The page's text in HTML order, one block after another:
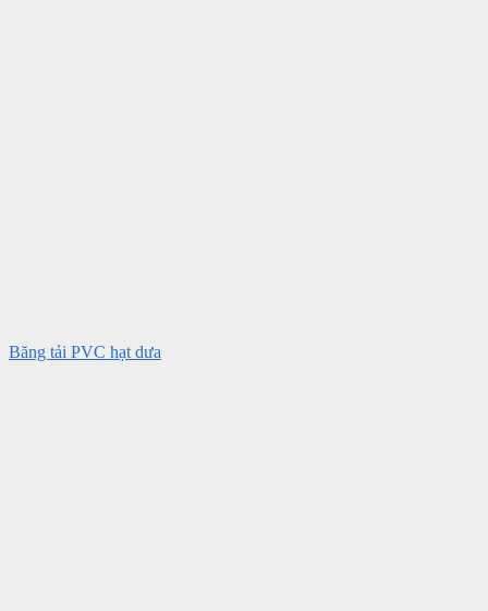
Băng tải PVC hạt dưa